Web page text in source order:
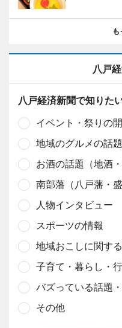
も
八戸
八戸経済新聞で知りた
イベント・祭りの
地域のグルメの話
お酒の話題（地酒
南部藩（八戸藩・
人物インタビュー
スポーツの情報
地域おこしに関す
子育て・暮らし・
バズっている話題
その他